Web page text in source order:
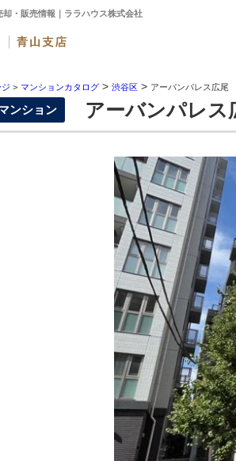
・販売情報｜ララハウス株式会社
> マンションカタログ > 渋谷区 > アーバンパレス広尾
ンション アーバンパレス